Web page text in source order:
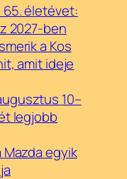
65. életévet:
2027-ben
a Kos
amit ideje
10–
legjobb
egyik